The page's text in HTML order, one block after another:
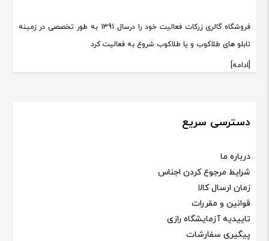
فروشگاه گالری زرکات فعالیت خود را درسال 1391 به طور تخصصی در زمینه
تابلو های طلاکوب و یا طلاکوب شروع به فعالیت کرد
[ادامه]
دسترسی سریع
درباره ما
شرایط مرجوع کردن اجناس
زمان ارسال کالا
قوانین و مقررات
تاییدیه آزمایشگاه رازی
پیگیری سفارشات